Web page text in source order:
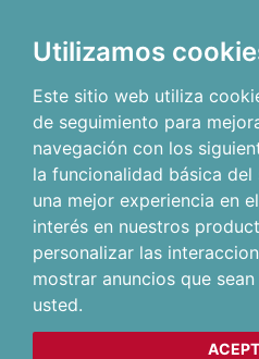
Utilizamos
Este sitio web utiliza
de seguimiento para
navegación con los
la funcionalidad básica del
una mejor experiencia en
interés en nuestros
personalizar las
mostrar anuncios que
usted.